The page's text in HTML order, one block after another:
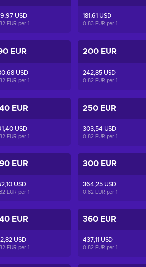
USD
EUR per 1
181,61 USD
0.83 EUR per1
EUR
USD
EUR per 1
200 EUR
242,85 USD
0.82 EUR per1
EUR
USD
EUR per 1
250 EUR
303,54 USD
0.82 EUR per1
EUR
USD
EUR per 1
300 EUR
364,25 USD
0.82 EUR per1
EUR
USD
EUR per 1
360 EUR
437,11 USD
0.82 EUR per1